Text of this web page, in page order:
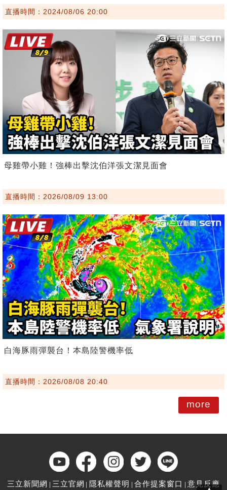
直播時間：2024/08/06 20:00
母雞帶小雞！強棒出擊沈伯洋張文潔見面會
直播時間：2026/08/09 13:00
白海豚雨彈襲台！本島陸警機率低
直播時間：2026/08/08 20:40
more
三立新聞網 三立官網 隱私權聲明 合作提案窗口 意見反應